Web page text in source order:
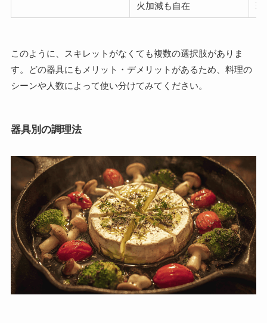
火加減も自在 理
このように、スキレットがなくても複数の選択肢がありま
す。どの器具にもメリット・デメリットがあるため、料理の
シーンや人数によって使い分けてみてください。
器具別の調理法